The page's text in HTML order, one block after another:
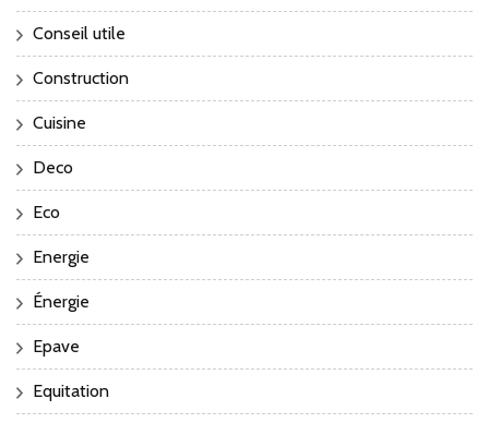
Conseil utile
Construction
Cuisine
Deco
Eco
Energie
Énergie
Epave
Equitation